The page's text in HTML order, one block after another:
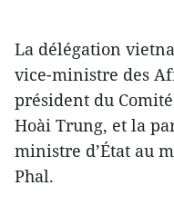
La délégation
vice-ministre des
président du
Hoài Trung, et la
ministre d’État au
Phal.